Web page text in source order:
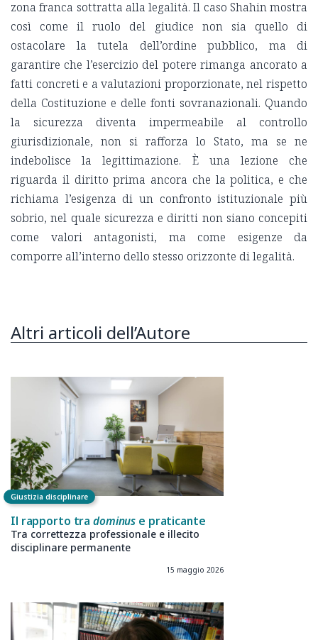
zona franca sottratta alla legalità. Il caso Shahin mostra
così come il ruolo del giudice non sia quello di
ostacolare la tutela dell’ordine pubblico, ma di
garantire che l’esercizio del potere rimanga ancorato a
fatti concreti e a valutazioni proporzionate, nel rispetto
della Costituzione e delle fonti sovranazionali. Quando
la sicurezza diventa impermeabile al controllo
giurisdizionale, non si rafforza lo Stato, ma se ne
indebolisce la legittimazione. È una lezione che
riguarda il diritto prima ancora che la politica, e che
richiama l’esigenza di un confronto istituzionale più
sobrio, nel quale sicurezza e diritti non siano concepiti
come valori antagonisti, ma come esigenze da
comporre all’interno dello stesso orizzonte di legalità.
Altri articoli dell’Autore
Giustizia disciplinare
Il rapporto tradominus e praticante
Tra correttezza professionale e illecito
disciplinare permanente
15 maggio 2026